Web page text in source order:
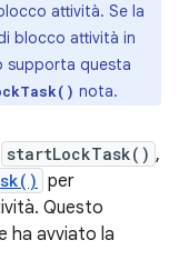
attività. Se la
blocco attività in
supporta questa
nota.
startLockTask() ,
per
Questo
ha avviato la